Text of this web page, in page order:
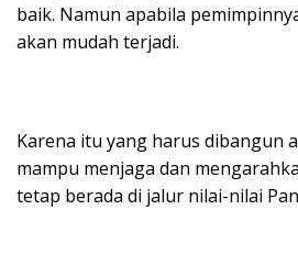
baik. Namun apabila
akan mudah terjadi.
Karena itu yang harus dibangun
mampu menjaga dan
tetap berada di jalur nilai-nilai